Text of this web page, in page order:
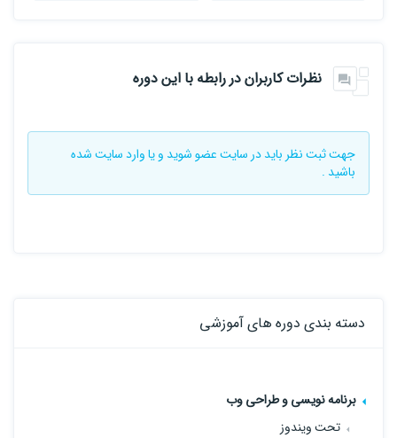
نظرات کاربران در رابطه با این دوره
جهت ثبت نظر باید در سایتعضو شوید و یاوارد سایتشده
باشید .
دسته بندی دوره های آموزشی
برنامه نویسی و طراحی وب
تحت ویندوز